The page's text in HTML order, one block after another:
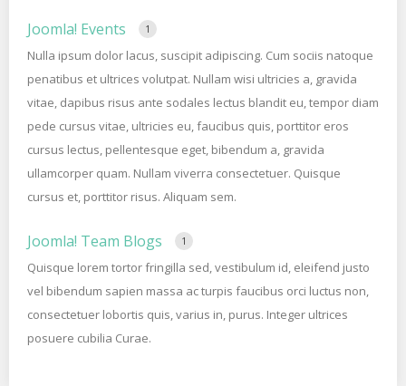
Joomla! Events 1
Nulla ipsum dolor lacus, suscipit adipiscing. Cum sociis natoque
penatibus et ultrices volutpat. Nullam wisi ultricies a, gravida
vitae, dapibus risus ante sodales lectus blandit eu, tempor diam
pede cursus vitae, ultricies eu, faucibus quis, porttitor eros
cursus lectus, pellentesque eget, bibendum a, gravida
ullamcorper quam. Nullam viverra consectetuer. Quisque
cursus et, porttitor risus. Aliquam sem.
Joomla! Team Blogs 1
Quisque lorem tortor fringilla sed, vestibulum id, eleifend justo
vel bibendum sapien massa ac turpis faucibus orci luctus non,
consectetuer lobortis quis, varius in, purus. Integer ultrices
posuere cubilia Curae.